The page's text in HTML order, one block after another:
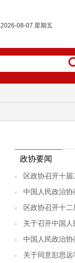
2026-08-07 星期五
政协要闻
区政协召开十届
中国人民政治协
区政协召开十
关于召开中国人
中国人民政治协
关于同意彭思远